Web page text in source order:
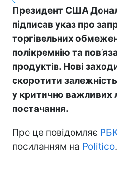
Президент США
підписав указ про
торгівельних
полікремнію та
продуктів. Нові
скоротити
у критично важливих
постачання.
Про це повідомляє
посиланням на Politico.